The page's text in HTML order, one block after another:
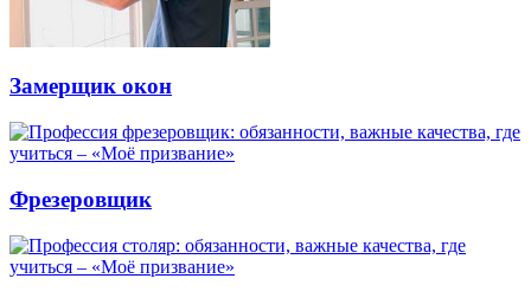
Замерщик окон
Фрезеровщик